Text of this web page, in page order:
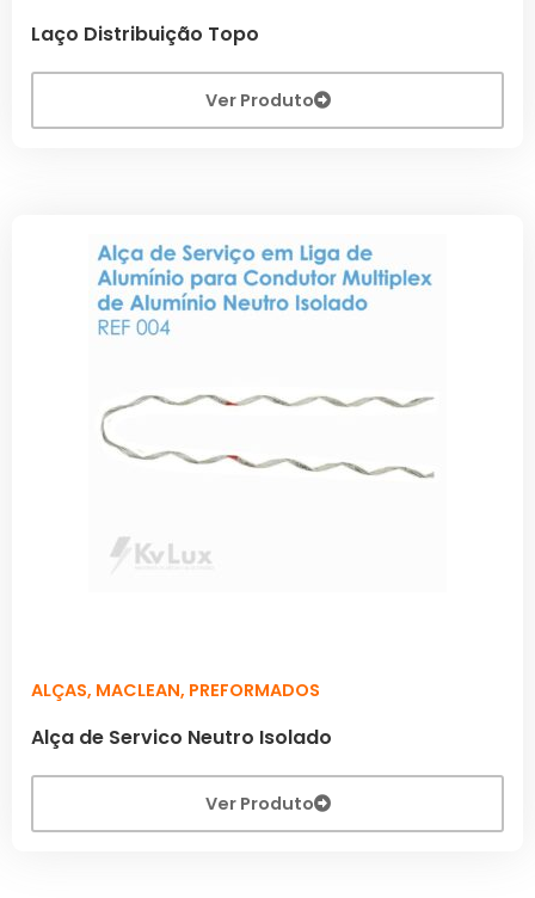
Laço Distribuição Topo
Ver Produto
ALÇAS, MACLEAN, PREFORMADOS
Alça de Servico Neutro Isolado
Ver Produto